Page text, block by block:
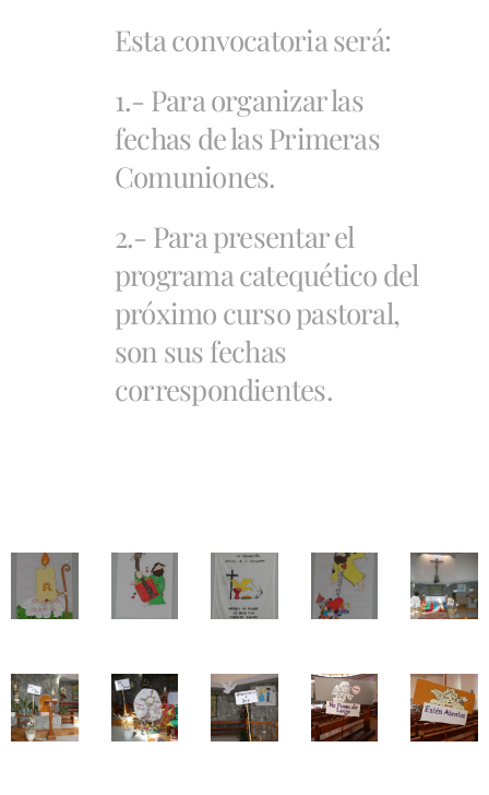
Esta convocatoria será:
1.- Para organizar las
fechas de las Primeras
Comuniones.
2.- Para presentar el
programa catequético del
próximo curso pastoral,
son sus fechas
correspondientes.